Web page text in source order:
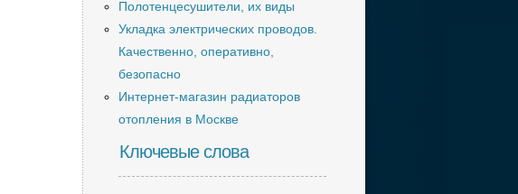
Полотенцесушители, их виды
Укладка электрических проводов.
Качественно, оперативно,
безопасно
Интернет-магазин радиаторов
отопления в Москве
Ключевые слова